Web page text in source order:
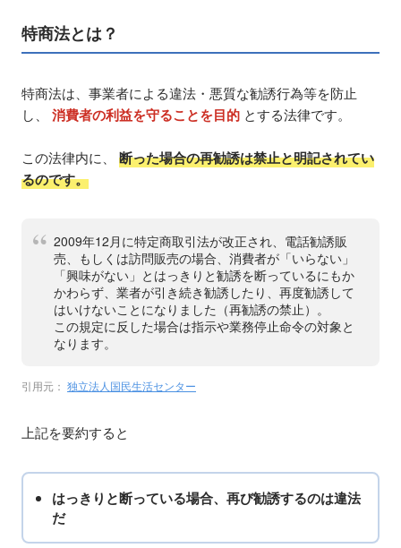
特商法とは？
特商法は、事業者による違法・悪質な勧誘行為等を防止
し、 消費者の利益を守ることを目的 とする法律です。
この法律内に、 断った場合の再勧誘は禁止と明記されてい
るのです。
2009年12月に特定商取引法が改正され、電話勧誘販
売、もしくは訪問販売の場合、消費者が「いらない」
「興味がない」とはっきりと勧誘を断っているにもか
かわらず、業者が引き続き勧誘したり、再度勧誘して
はいけないことになりました（再勧誘の禁止）。
この規定に反した場合は指示や業務停止命令の対象と
なります。
引用元： 独立法人国民生活センター
上記を要約すると
はっきりと断っている場合、再び勧誘するのは違法
だ